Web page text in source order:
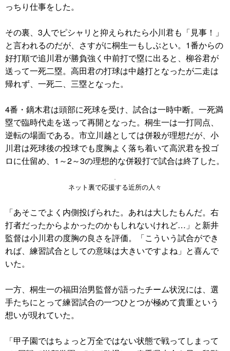
っちり仕事をした。
その裏、3人でピシャリと抑えられたら小川君も「見事！」
と言われるのだが、さすがに桐生一もしぶとい。1番からの
好打順で追川君が勝負強く中前打で塁に出ると、柳谷君が
送って一死二塁。高田君の打球は中越打となったが二走は
帰れず、一死二、三塁となった。
4番・鏑木君は頭部に死球を受け、試合は一時中断。一死満
塁で臨時代走を送って再開となった。桐生一は一打同点、
逆転の場面である。市立川越としては併殺が理想だが、小
川君は死球後の投球でも度胸よく落ち着いて高沢君を投ゴ
ロに仕留め、1～2～3の理想的な併殺打で試合は終了した。
ネット裏で応援する近所の人々
「あそこでよく内側投げられた。あれは大したもんだ。右
打者だったからよかったのかもしれないけれど…」と新井
監督は小川君の度胸の良さを評価。「こういう試合ができ
れば、練習試合としての意味は大きいですよね」と喜んで
いた。
一方、桐生一の福田治男監督が語ったチーム状況には、選
手たちにとって練習試合の一つひとつが極めて貴重という
想いが現れていた。
「甲子園ではちょっと万全ではない状態で戦ってしまって